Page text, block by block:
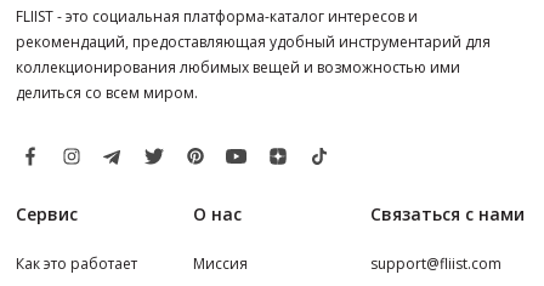
FLIIST - это социальная платформа-каталог интересов и
рекомендаций, предоставляющая удобный инструментарий для
коллекционирования любимых вещей и возможностью ими
делиться со всем миром.
Сервис
Как это работает
О нас
Миссия
Связаться с нами
support@fliist.com